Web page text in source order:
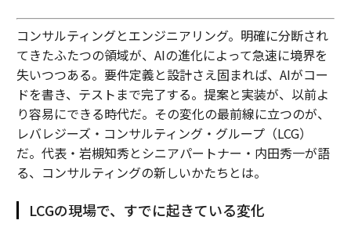
コンサルティングとエンジニアリング。明確に分断され
てきたふたつの領域が、AIの進化によって急速に境界を
失いつつある。要件定義と設計さえ固まれば、AIがコー
ドを書き、テストまで完了する。提案と実装が、以前よ
り容易にできる時代だ。その変化の最前線に立つのが、
レバレジーズ・コンサルティング・グループ（LCG）
だ。代表・岩槻知秀とシニアパートナー・内田秀一が語
る、コンサルティングの新しいかたちとは。
LCGの現場で、すでに起きている変化